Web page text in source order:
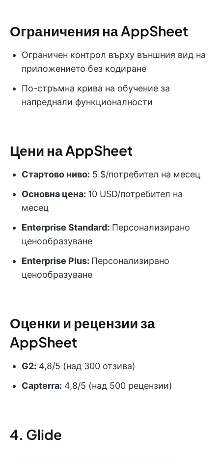
Ограничения на AppSheet
Ограничен контрол върху външния вид на
приложението без кодиране
По-стръмна крива на обучение за
напреднали функционалности
Цени на AppSheet
Стартово ниво: 5 $/потребител на месец
Основна цена: 10 USD/потребител на
месец
Enterprise Standard: Персонализирано
ценообразуване
Enterprise Plus: Персонализирано
ценообразуване
Оценки и рецензии за
AppSheet
G2: 4,8/5 (над 300 отзива)
Capterra: 4,8/5 (над 500 рецензии)
4. Glide